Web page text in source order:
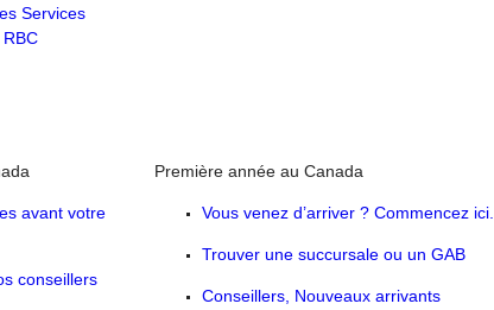
Services
avant votre
conseillers
Première année au Canada
Vous venez d’arriver ? Commencez ici.
Trouver une succursale ou un GAB
Conseillers, Nouveaux arrivants